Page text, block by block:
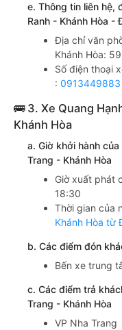
e. Thông tin liên hệ,
Ranh - Khánh Hòa -
Địa chỉ văn
Khánh Hòa:
Số điện thoại
: 0913449883
🚌 3. Xe Quang
Khánh Hòa
a. Giờ khởi hành
Trang - Khánh Hòa
Giờ xuất phát
18:30
Thời gian của
Khánh Hòa từ
b. Các điểm đón
Bến xe trung
c. Các điểm trả
Trang - Khánh Hòa
VP Nha Trang